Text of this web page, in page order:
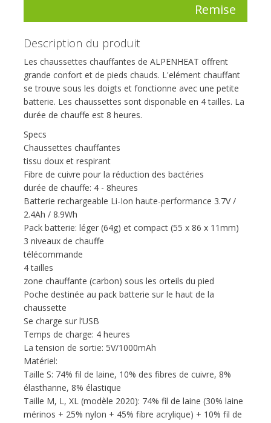
Remise
Description du produit
Les chaussettes chauffantes de ALPENHEAT offrent
grande confort et de pieds chauds. L'elément chauffant
se trouve sous les doigts et fonctionne avec une petite
batterie. Les chaussettes sont disponable en 4 tailles. La
durée de chauffe est 8 heures.
Specs
Chaussettes chauffantes
tissu doux et respirant
Fibre de cuivre pour la réduction des bactéries
durée de chauffe: 4 - 8heures
Batterie rechargeable Li-Ion haute-performance 3.7V /
2.4Ah / 8.9Wh
Pack batterie: léger (64g) et compact (55 x 86 x 11mm)
3 niveaux de chauffe
télécommande
4 tailles
zone chauffante (carbon) sous les orteils du pied
Poche destinée au pack batterie sur le haut de la
chaussette
Se charge sur l’USB
Temps de charge: 4 heures
La tension de sortie: 5V/1000mAh
Matériel:
Taille S: 74% fil de laine, 10% des fibres de cuivre, 8%
élasthanne, 8% élastique
Taille M, L, XL (modèle 2020): 74% fil de laine (30% laine
mérinos + 25% nylon + 45% fibre acrylique) + 10% fil de